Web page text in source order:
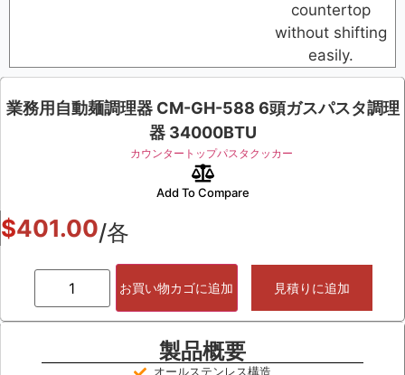
countertop
without shifting
easily.
業務用自動麺調理器 CM-GH-588 6頭ガスパスタ調理
器 34000BTU
カウンタートップパスタクッカー
Add To Compare
$401.00/各
お買い物カゴに追加 見積りに追加
製品概要
オールステンレス構造